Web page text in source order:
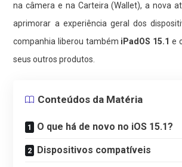
na câmera e na Carteira (Wallet), a nova
aprimorar a experiência geral dos
companhia liberou também iPadOS 15.1 e
seus outros produtos.
Conteúdos da Matéria
O que há de novo no iOS 15.1?
Dispositivos compatíveis